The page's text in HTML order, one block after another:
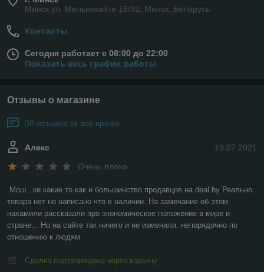
Минск ул. Мельникайте 16/92, Минск, Беларусь
Контакты
Сегодня работает с 08:00 до 22:00
Показать весь график работы
Отзывы о магазине
38 отзывов за всё время
19.07.2021
Алекс
Очень плохо
Мош...ки какие то как и большинство продавцов на deal.by Реально
товара нет но написано что в наличии. На замечание об этом
нахамили рассказали про экономическое положение в мире и
стране... Но на сайте так ничего и не изменили. непорядочно по
отношению к людям
Сделка подтверждена через корзину